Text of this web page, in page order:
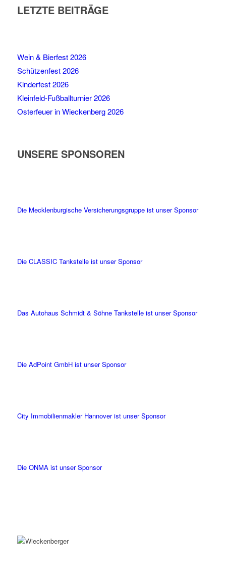
LETZTE BEITRÄGE
Wein & Bierfest 2026
Schützenfest 2026
Kinderfest 2026
Kleinfeld-Fußballturnier 2026
Osterfeuer in Wieckenberg 2026
UNSERE SPONSOREN
Die Mecklenburgische Versicherungsgruppe ist unser Sponsor
Die CLASSIC Tankstelle ist unser Sponsor
Das Autohaus Schmidt & Söhne Tankstelle ist unser Sponsor
Die AdPoint GmbH ist unser Sponsor
City Immobilienmakler Hannover ist unser Sponsor
Die ONMA ist unser Sponsor